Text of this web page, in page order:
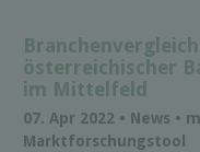
österreichischer
im Mittelfeld
07. Apr 2022 • News •
Marktforschungstool